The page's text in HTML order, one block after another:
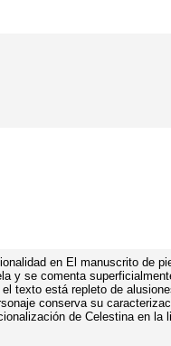
en El manuscrito de
y se comenta
texto está repleto de
conserva su
de Celestina en la